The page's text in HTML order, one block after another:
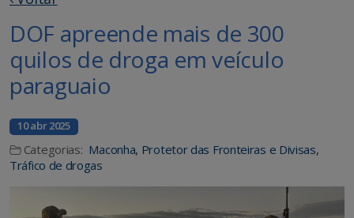
DOF apreende mais de 300
quilos de droga em veículo
paraguaio
10 abr 2025
Categorias: Maconha, Protetor das Fronteiras e Divisas,
Tráfico de drogas